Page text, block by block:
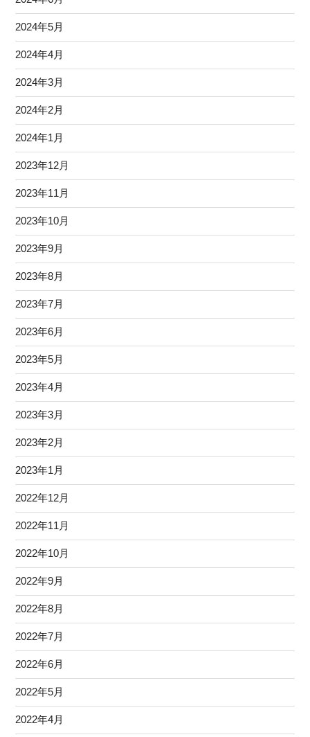
2024年5月
2024年4月
2024年3月
2024年2月
2024年1月
2023年12月
2023年11月
2023年10月
2023年9月
2023年8月
2023年7月
2023年6月
2023年5月
2023年4月
2023年3月
2023年2月
2023年1月
2022年12月
2022年11月
2022年10月
2022年9月
2022年8月
2022年7月
2022年6月
2022年5月
2022年4月